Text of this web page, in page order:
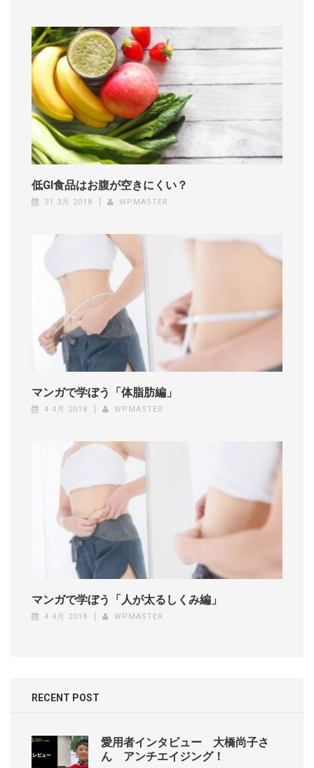
低GI食品はお腹が空きにくい？
31 3月 2018 WPMASTER
マンガで学ぼう「体脂肪編」
4 4月 2018 WPMASTER
マンガで学ぼう「人が太るしくみ編」
4 4月 2018 WPMASTER
RECENT POST
愛用者インタビュー 大橋尚子さ
ん アンチエイジング！